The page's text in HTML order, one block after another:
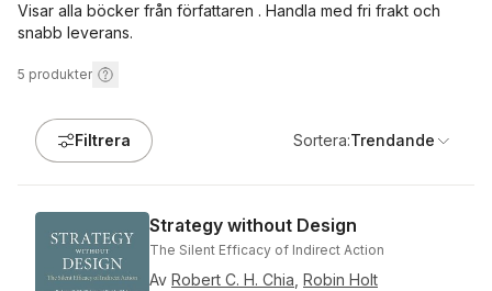
Visar alla böcker från författaren . Handla med fri frakt och
snabb leverans.
5 produkter
Filtrera Sortera:Trendande
Strategy without Design
The Silent Efficacy of Indirect Action
Av Robert C. H. Chia Robin Holt